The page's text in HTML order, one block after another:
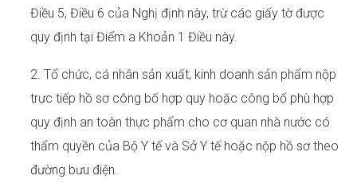
Điều 5, Điều 6 của Nghị định này, trừ các giấy tờ được
quy định tại Điểm a Khoản 1 Điều này.
2. Tổ chức, cá nhân sản xuất, kinh doanh sản phẩm nộp
trực tiếp hồ sơ công bố hợp quy hoặc công bố phù hợp
quy định an toàn thực phẩm cho cơ quan nhà nước có
thẩm quyền của Bộ Y tế và Sở Y tế hoặc nộp hồ sơ theo
đường bưu điện.